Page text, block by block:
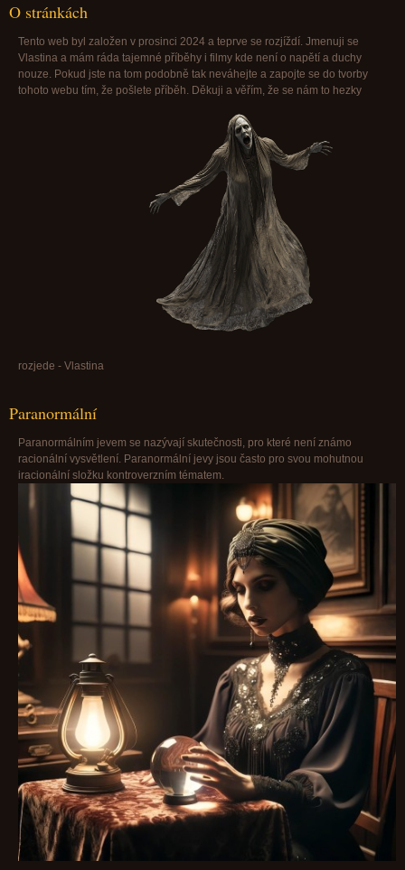
O stránkách
Tento web byl založen v prosinci 2024 a teprve se rozjíždí. Jmenuji se
Vlastina a mám ráda tajemné příběhy i filmy kde není o napětí a duchy
nouze. Pokud jste na tom podobně tak neváhejte a zapojte se do tvorby
tohoto webu tím, že pošlete příběh. Děkuji a věřím, že se nám to hezky
rozjede - Vlastina
Paranormální
Paranormálním jevem se nazývají skutečnosti, pro které není známo
racionální vysvětlení. Paranormální jevy jsou často pro svou mohutnou
iracionální složku kontroverzním tématem.